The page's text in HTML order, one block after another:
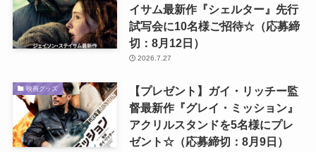
イサム最新作『シェルター』先行
試写会に10名様ご招待☆（応募締
切：8月12日）
2026.7.27
映画グッズ
【プレゼント】ガイ・リッチー監
督最新作『グレイ・ミッション』
アクリルスタンドを5名様にプレ
ゼント☆（応募締切：8月9日）